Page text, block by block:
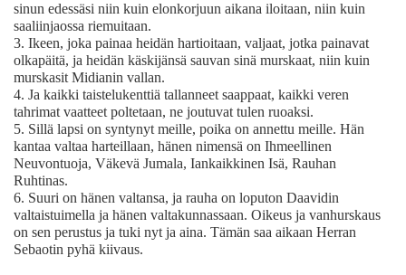
sinun edessäsi niin kuin elonkorjuun aikana iloitaan, niin kuin
saaliinjaossa riemuitaan.
3. Ikeen, joka painaa heidän hartioitaan, valjaat, jotka painavat
olkapäitä, ja heidän käskijänsä sauvan sinä murskaat, niin kuin
murskasit Midianin vallan.
4. Ja kaikki taistelukenttiä tallanneet saappaat, kaikki veren
tahrimat vaatteet poltetaan, ne joutuvat tulen ruoaksi.
5. Sillä lapsi on syntynyt meille, poika on annettu meille. Hän
kantaa valtaa harteillaan, hänen nimensä on Ihmeellinen
Neuvontuoja, Väkevä Jumala, Iankaikkinen Isä, Rauhan
Ruhtinas.
6. Suuri on hänen valtansa, ja rauha on loputon Daavidin
valtaistuimella ja hänen valtakunnassaan. Oikeus ja vanhurskaus
on sen perustus ja tuki nyt ja aina. Tämän saa aikaan Herran
Sebaotin pyhä kiivaus.